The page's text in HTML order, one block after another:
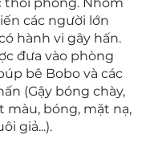
các người lớn
hành vi gây hấn.
đưa vào phòng
bê Bobo và các
(Gậy bóng chày,
màu, bóng, mặt nạ,
giả...).